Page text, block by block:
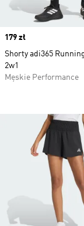
Price
179 zł
Shorty adi365
2w1
Męskie Performance